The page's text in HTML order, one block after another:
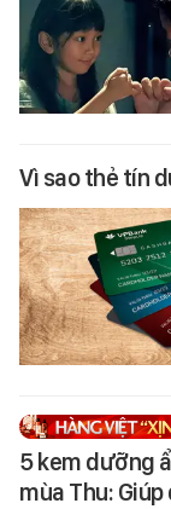
Vì sao thẻ tín
5 kem dưỡng
mùa Thu: